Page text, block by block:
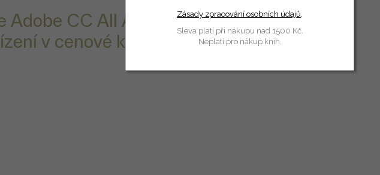
Adobe CC All Apps
v cenové kategorii
Zásady zpracování osobních údajů.
Sleva platí při nákupu nad 1500 Kč.
Neplatí pro nákup knih.